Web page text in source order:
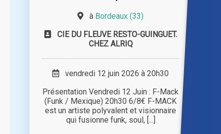
à Bordeaux (33)
CIE DU FLEUVE RESTO-GUINGUET.
CHEZ ALRIQ
vendredi 12 juin 2026 à 20h30
Présentation Vendredi 12 Juin : F-Mack
(Funk / Mexique) 20h30 6/8€ F-MACK
est un artiste polyvalent et visionnaire
qui fusionne funk, soul, [...]